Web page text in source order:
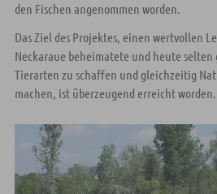
den Fischen angenommen worden.
Das Ziel des Projektes, einen wertvollen
Neckaraue beheimatete und heute selten
Tierarten zu schaffen und gleichzeitig
machen, ist überzeugend erreicht worden.